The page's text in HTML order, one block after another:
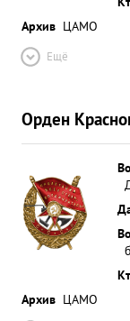
Архив ЦАМО
Ещё
Орден
Архив ЦАМО